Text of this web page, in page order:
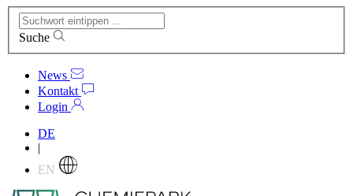
Suche
News
Kontakt
Login
DE
|
EN